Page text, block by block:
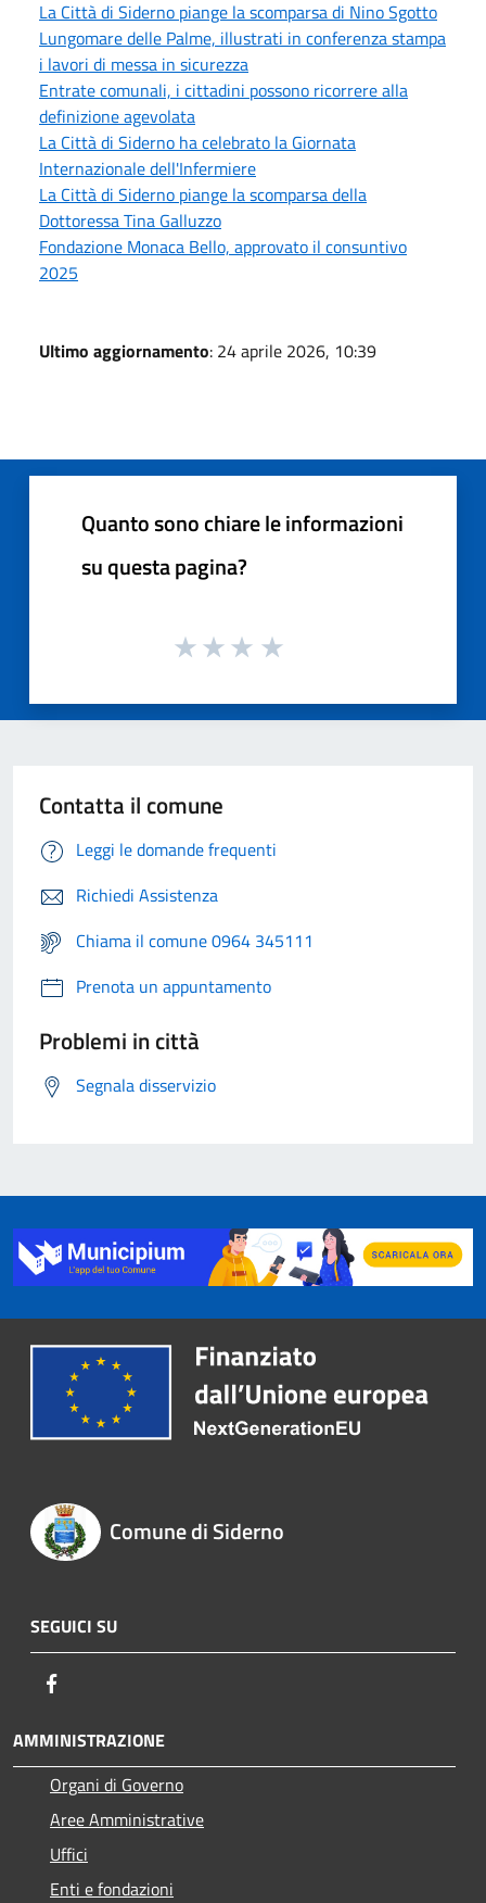
La Città di Siderno piange la scomparsa di Nino Sgotto
Lungomare delle Palme, illustrati in conferenza stampa
i lavori di messa in sicurezza
Entrate comunali, i cittadini possono ricorrere alla
definizione agevolata
La Città di Siderno ha celebrato la Giornata
Internazionale dell'Infermiere
La Città di Siderno piange la scomparsa della
Dottoressa Tina Galluzzo
Fondazione Monaca Bello, approvato il consuntivo
2025
Ultimo aggiornamento: 24 aprile 2026, 10:39
Quanto sono chiare le informazioni
su questa pagina?
Contatta il comune
Leggi le domande frequenti
Richiedi Assistenza
Chiama il comune 0964 345111
Prenota un appuntamento
Problemi in città
Segnala disservizio
Comune di Siderno
SEGUICI SU
AMMINISTRAZIONE
Organi di Governo
Aree Amministrative
Uffici
Enti e fondazioni